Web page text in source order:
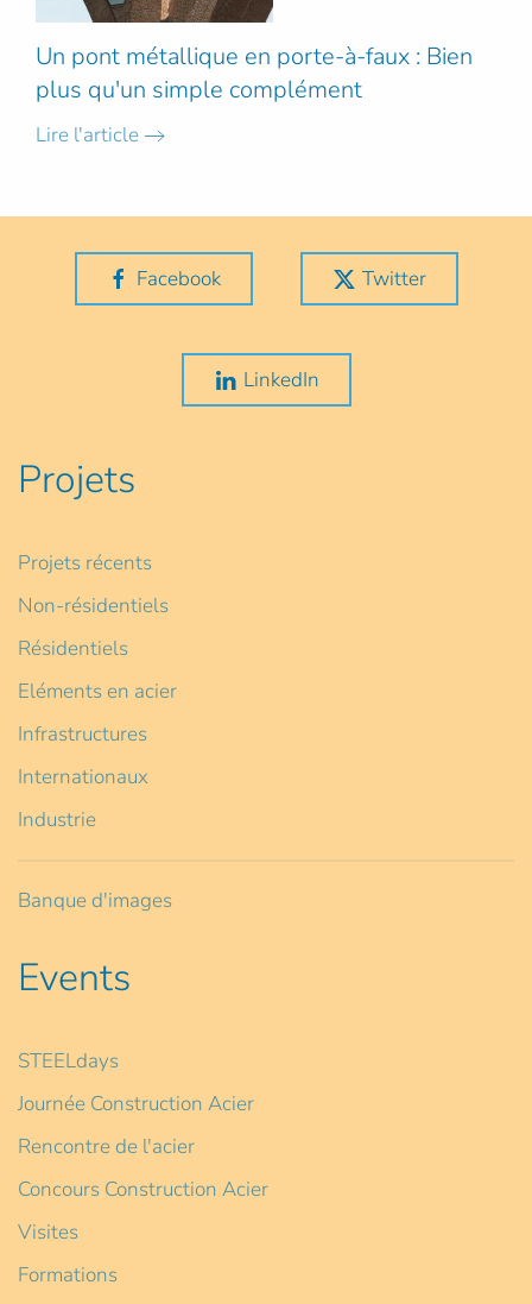
Un pont métallique en porte-à-faux : Bien
plus qu'un simple complément
Lire l'article
Facebook Twitter
LinkedIn
Projets
Projets récents
Non-résidentiels
Résidentiels
Eléments en acier
Infrastructures
Internationaux
Industrie
Banque d'images
Events
STEELdays
Journée Construction Acier
Rencontre de l'acier
Concours Construction Acier
Visites
Formations